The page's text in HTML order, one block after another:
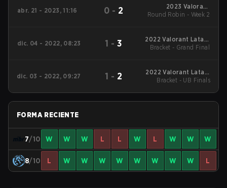
abr. 21 - 2023, 11:16 0 - 2
2023 Valorant
Champions Tour:
Round Robin - Week 2
dic. 04 - 2022, 08:23 1 - 3
2022 Valorant Latam
Gods
Bracket - Grand Final
dic. 03 - 2022, 09:27 1 - 2
2022 Valorant Latam
Gods
Bracket - UB Finals
FORMA RECIENTE
7/10 W W W L L W L W W W
8/10 L W W W W W W W W L